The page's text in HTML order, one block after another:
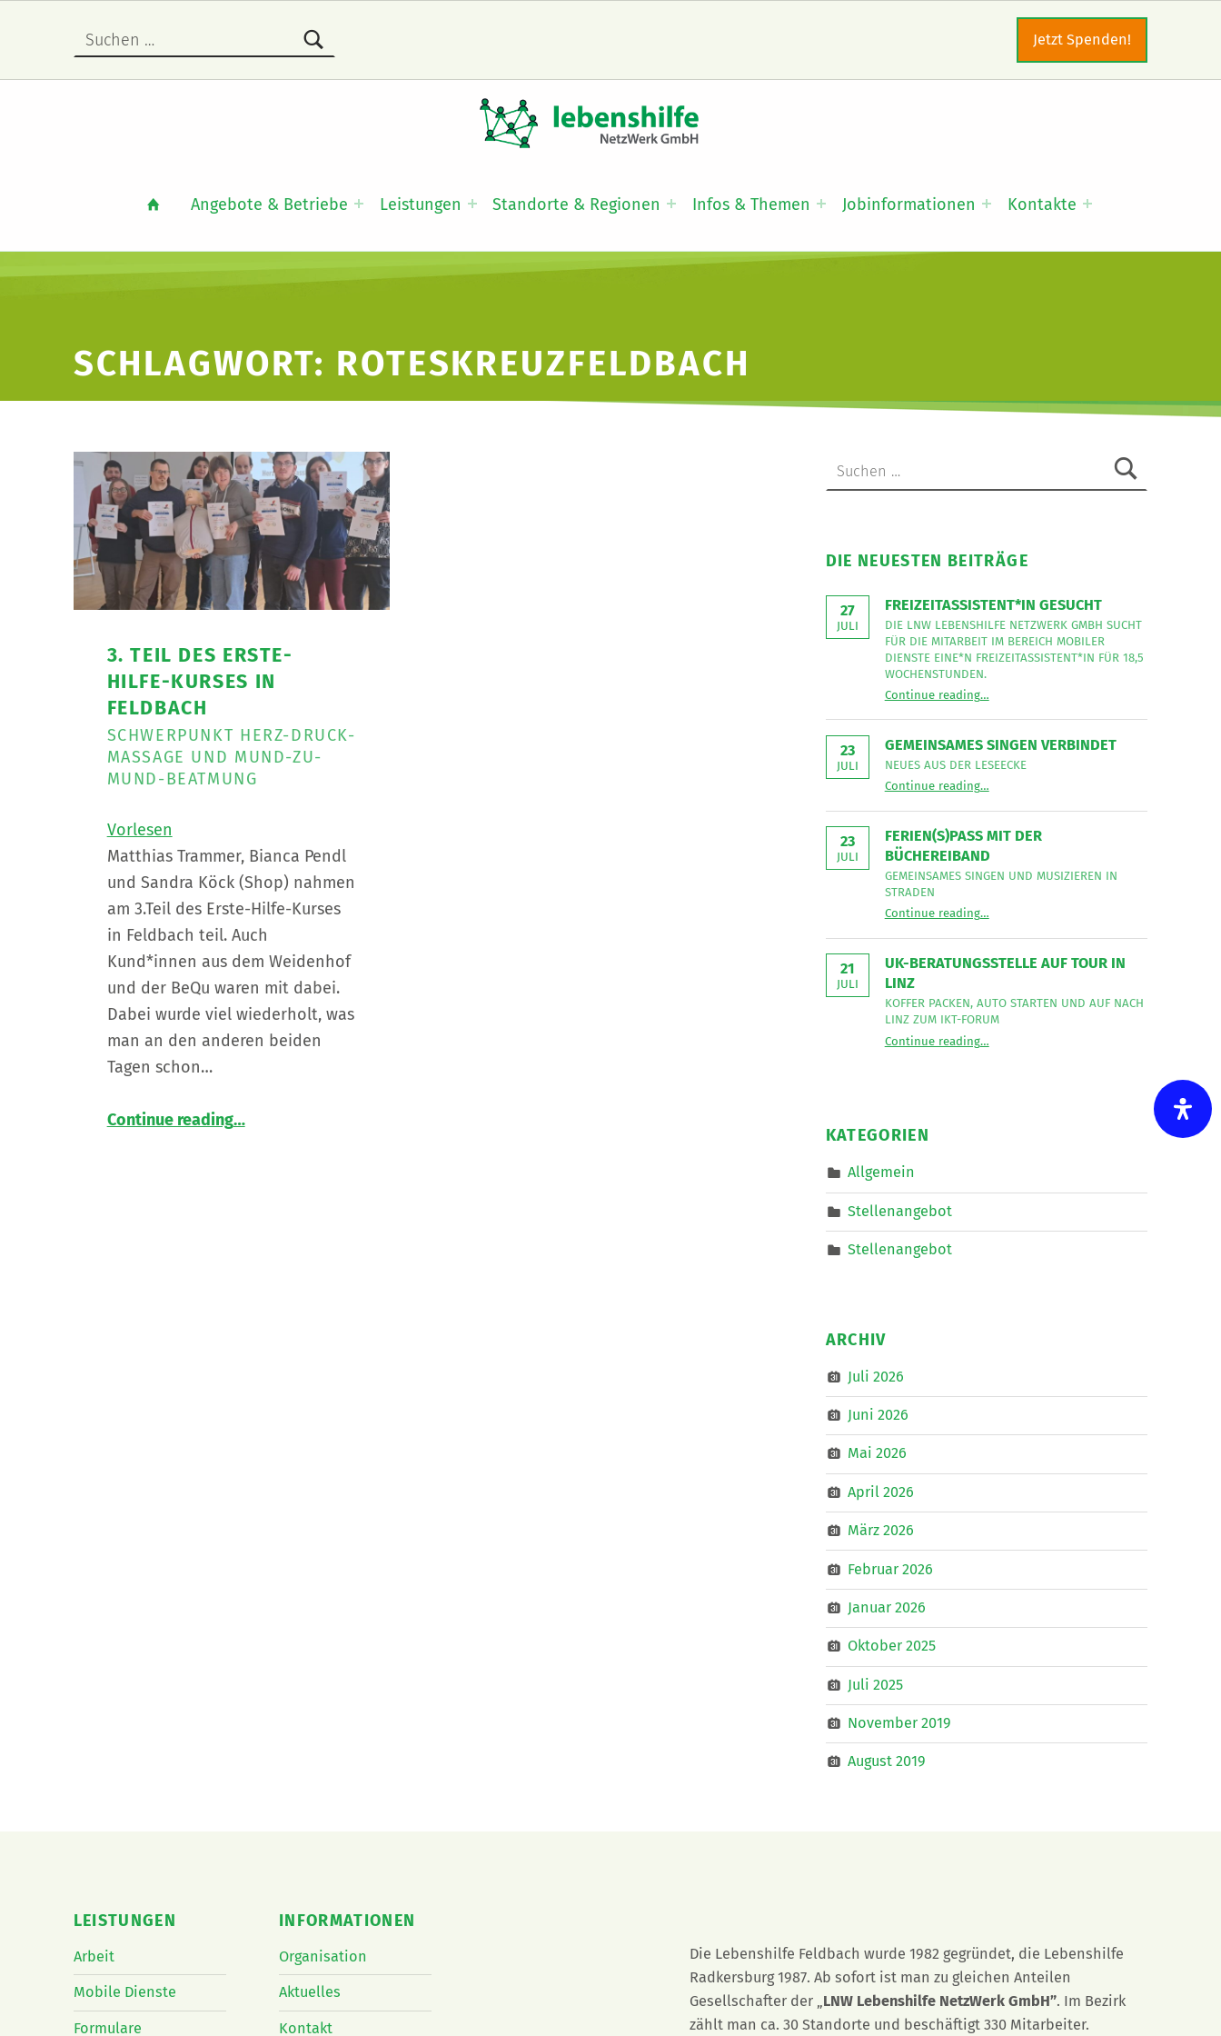
Angebote & Betriebe Leistungen Standorte & Regionen Infos & Themen Jobinformationen Kontakte
Jetzt Spenden!
SCHLAGWORT: ROTESKREUZFELDBACH
3. TEIL DES ERSTE-
HILFE-KURSES IN
FELDBACH
SCHWERPUNKT HERZ-DRUCK-
MASSAGE UND MUND-ZU-
MUND-BEATMUNG
Vorlesen
Matthias Trammer, Bianca Pendl
und Sandra Köck (Shop) nahmen
am 3.Teil des Erste-Hilfe-Kurses
in Feldbach teil. Auch
Kund*innen aus dem Weidenhof
und der BeQu waren mit dabei.
Dabei wurde viel wiederholt, was
man an den anderen beiden
Tagen schon…
Continue reading3. Teil des Erste-Hilfe-Kurses in Feldbach
Schwerpunkt
…
DIE NEUESTEN BEITRÄGE
27
JULI
FREIZEITASSISTENT*IN GESUCHT
DIE LNW LEBENSHILFE NETZWERK GMBH SUCHT
FÜR DIE MITARBEIT IM BEREICH MOBILER
DIENSTE EINE*N FREIZEITASSISTENT*IN FÜR 18,5
WOCHENSTUNDEN.
Continue readingDie
Lebenshilfe
GmbH
für
die
Mitarbeit
im
Mobiler
eine*n
Freizeitassistent*in
Wochenstunden.
”
…
23
JULI
GEMEINSAMES SINGEN VERBINDET
NEUES AUS DER LESEECKE
Continue readingNeues
der
”
…
23
JULI
FERIEN(S)PASS MIT DER
BÜCHEREIBAND
GEMEINSAMES SINGEN UND MUSIZIEREN IN
STRADEN
Continue readingGemeinsames
und
in
…
21
JULI
UK-BERATUNGSSTELLE AUF TOUR IN
LINZ
KOFFER PACKEN, AUTO STARTEN UND AUF NACH
LINZ ZUM IKT-FORUM
Continue readingUK-Beratungsstelle auf Tour in Linz
Koffer
…
KATEGORIEN
Allgemein
Stellenangebot
Stellenangebot
ARCHIV
Juli 2026
Juni 2026
Mai 2026
April 2026
März 2026
Februar 2026
Januar 2026
Oktober 2025
Juli 2025
November 2019
August 2019
LEISTUNGEN
Arbeit
Mobile Dienste
Formulare
INFORMATIONEN
Organisation
Aktuelles
Kontakt
Die Lebenshilfe Feldbach wurde 1982 gegründet, die Lebenshilfe
Radkersburg 1987. Ab sofort ist man zu gleichen Anteilen
Gesellschafter der „LNW Lebenshilfe NetzWerk GmbH”. Im Bezirk
zählt man ca. 30 Standorte und beschäftigt 330 Mitarbeiter.